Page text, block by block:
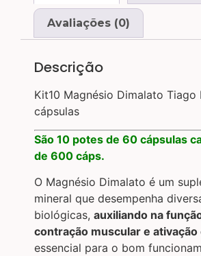
Avaliações (0)
Descrição
Kit10 Magnésio Dimalato Tiago
cápsulas
São 10 potes de 60 cápsulas
de 600 cáps.
O Magnésio Dimalato é um
mineral que desempenha
biológicas, auxiliando na
contração muscular e
essencial para o bom